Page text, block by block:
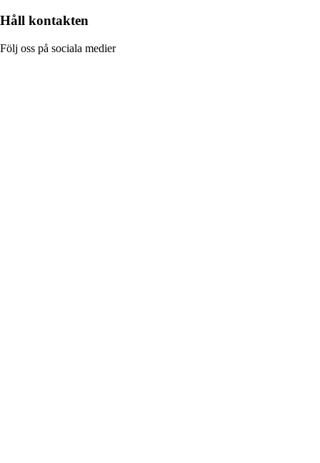
Håll kontakten
Följ oss på sociala medier